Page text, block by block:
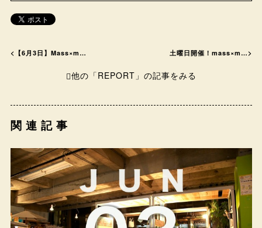
< 【6月3日】Mass×m… 土曜日開催！mass×m… >
他の「REPORT」の記事をみる
関連記事